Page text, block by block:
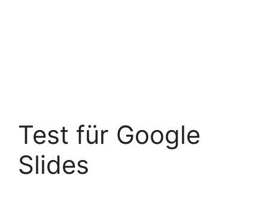
Test für Google
Slides